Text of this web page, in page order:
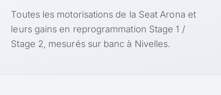
Toutes les motorisations de la Seat Arona et
leurs gains en reprogrammation Stage 1 /
Stage 2, mesurés sur banc à Nivelles.